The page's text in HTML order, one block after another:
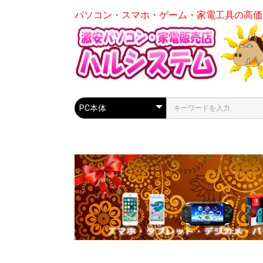
パソコン・スマホ・ゲーム・家電工具の高